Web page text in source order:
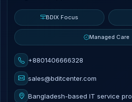
BDIX Focus
Managed Care
+8801406666328
sales@bditcenter.com
Bangladesh-based IT service